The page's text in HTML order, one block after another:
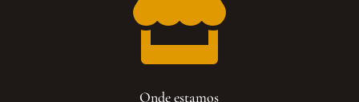

Onde estamos